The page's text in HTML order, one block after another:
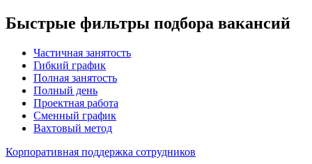
Быстрые фильтры подбора вакансий
Частичная занятость
Гибкий график
Полная занятость
Полный день
Проектная работа
Сменный график
Вахтовый метод
Корпоративная поддержка сотрудников